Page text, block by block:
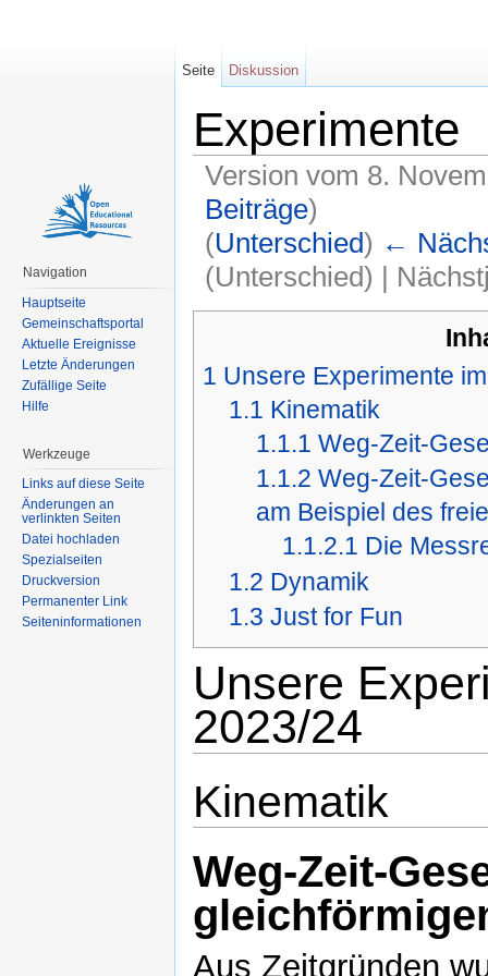
Experimente
Version vom 8.
Beiträge)
(Unterschied) ←
(Unterschied) |
1 Unsere Experimente
1.1 Kinematik
1.1.1 Weg-Zeit-
1.1.2 Weg-Zeit-
am Beispiel des
1.1.2.1 Die
1.2 Dynamik
1.3 Just for Fun
Unsere
2023/24
Kinematik
Weg-Zeit-
Aus Zeitgründen
Seite Diskussion
Navigation
Hauptseite
Gemeinschaftsportal
Aktuelle Ereignisse
Letzte Änderungen
Zufällige Seite
Hilfe
Werkzeuge
Links auf diese Seite
Änderungen an
verlinkten Seiten
Datei hochladen
Spezialseiten
Druckversion
Permanenter Link
Seiteninformationen